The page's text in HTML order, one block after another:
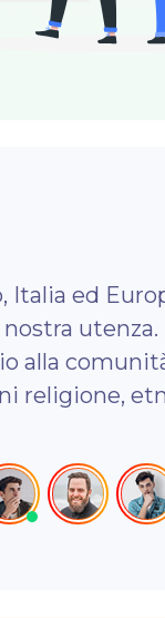
Italia ed
utenza.
alla
religione,